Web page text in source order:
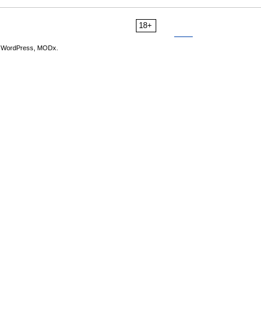
18+
WordPress, MODx.